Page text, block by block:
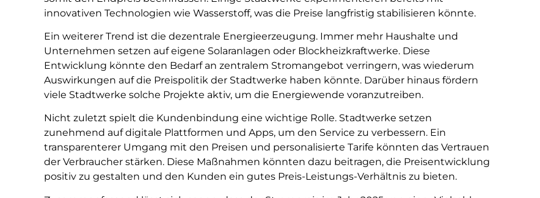
innovativen Technologien wie Wasserstoff, was die Preise langfristig stabilisieren könnte.
Ein weiterer Trend ist die dezentrale Energieerzeugung. Immer mehr Haushalte und
Unternehmen setzen auf eigene Solaranlagen oder Blockheizkraftwerke. Diese
Entwicklung könnte den Bedarf an zentralem Stromangebot verringern, was wiederum
Auswirkungen auf die Preispolitik der Stadtwerke haben könnte. Darüber hinaus fördern
viele Stadtwerke solche Projekte aktiv, um die Energiewende voranzutreiben.
Nicht zuletzt spielt die Kundenbindung eine wichtige Rolle. Stadtwerke setzen
zunehmend auf digitale Plattformen und Apps, um den Service zu verbessern. Ein
transparenterer Umgang mit den Preisen und personalisierte Tarife könnten das Vertrauen
der Verbraucher stärken. Diese Maßnahmen könnten dazu beitragen, die Preisentwicklung
positiv zu gestalten und den Kunden ein gutes Preis-Leistungs-Verhältnis zu bieten.